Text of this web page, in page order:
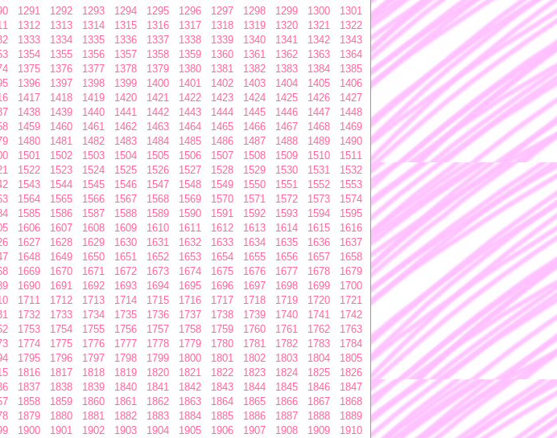
1291 1292 1293 1294 1295 1296 1297 1298 1299 1300
1301
1312 1313 1314 1315 1316 1317 1318 1319 1320 1321
1322
1333 1334 1335 1336 1337 1338 1339 1340 1341 1342
1343
1354 1355 1356 1357 1358 1359 1360 1361 1362 1363
1364
1375 1376 1377 1378 1379 1380 1381 1382 1383 1384
1385
1396 1397 1398 1399 1400 1401 1402 1403 1404 1405
1406
1417 1418 1419 1420 1421 1422 1423 1424 1425 1426
1427
1438 1439 1440 1441 1442 1443 1444 1445 1446 1447
1448
1459 1460 1461 1462 1463 1464 1465 1466 1467 1468
1469
1480 1481 1482 1483 1484 1485 1486 1487 1488 1489
1490
1501 1502 1503 1504 1505 1506 1507 1508 1509 1510
1511
1522 1523 1524 1525 1526 1527 1528 1529 1530 1531
1532
1543 1544 1545 1546 1547 1548 1549 1550 1551 1552
1553
1564 1565 1566 1567 1568 1569 1570 1571 1572 1573
1574
1585 1586 1587 1588 1589 1590 1591 1592 1593 1594
1595
1606 1607 1608 1609 1610 1611 1612 1613 1614 1615
1616
1627 1628 1629 1630 1631 1632 1633 1634 1635 1636
1637
1648 1649 1650 1651 1652 1653 1654 1655 1656 1657
1658
1669 1670 1671 1672 1673 1674 1675 1676 1677 1678
1679
1690 1691 1692 1693 1694 1695 1696 1697 1698 1699
1700
1711 1712 1713 1714 1715 1716 1717 1718 1719 1720
1721
1732 1733 1734 1735 1736 1737 1738 1739 1740 1741
1742
1753 1754 1755 1756 1757 1758 1759 1760 1761 1762
1763
1774 1775 1776 1777 1778 1779 1780 1781 1782 1783
1784
1795 1796 1797 1798 1799 1800 1801 1802 1803 1804
1805
1816 1817 1818 1819 1820 1821 1822 1823 1824 1825
1826
1837 1838 1839 1840 1841 1842 1843 1844 1845 1846
1847
1858 1859 1860 1861 1862 1863 1864 1865 1866 1867
1868
1879 1880 1881 1882 1883 1884 1885 1886 1887 1888
1889
1900 1901 1902 1903 1904 1905 1906 1907 1908 1909
1910